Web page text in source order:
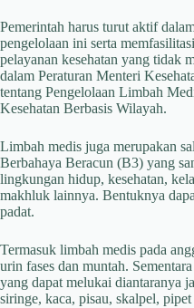
Pemerintah harus turut aktif
pengelolaan ini serta
pelayanan kesehatan yang tidak
dalam Peraturan Menteri
tentang Pengelolaan Limbah
Kesehatan Berbasis Wilayah.
Limbah medis juga merupakan
Berbahaya Beracun (B3) yang
lingkungan hidup, kesehatan,
makhluk lainnya. Bentuknya
padat.
Termasuk limbah medis pada
urin fases dan muntah.
yang dapat melukai diantaranya
siringe, kaca, pisau, skalpel, pipet